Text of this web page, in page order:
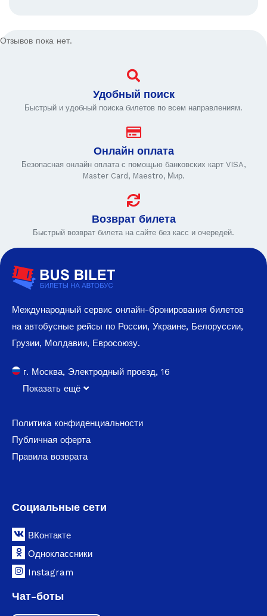
Отзывов пока нет.
Удобный поиск
Быстрый и удобный поиска билетов по всем направлениям.
Онлайн оплата
Безопасная онлайн оплата с помощью банковских карт VISA,
Master Card, Maestro, Мир.
Возврат билета
Быстрый возврат билета на сайте без касс и очередей.
Международный сервис онлайн-бронирования билетов
на автобусные рейсы по России, Украине, Белоруссии,
Грузии, Молдавии, Евросоюзу.
г. Москва, Электродный проезд, 16
Показать ещё
Политика конфиденциальности
Публичная оферта
Правила возврата
Социальные сети
ВКонтакте
Одноклассники
Instagram
Чат-боты